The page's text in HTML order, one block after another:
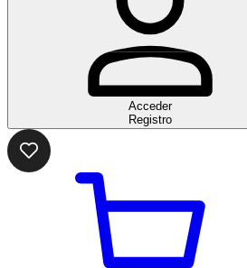
Acceder
Registro